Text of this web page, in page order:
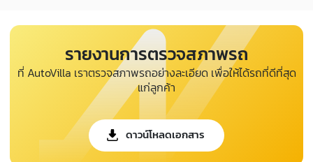
รายงานการตรวจสภาพรถ
ที่ AutoVilla เราตรวจสภาพรถอย่างละเอียด เพื่อให้ได้รถที่ดีที่สุด
แก่ลูกค้า
ดาวน์โหลดเอกสาร